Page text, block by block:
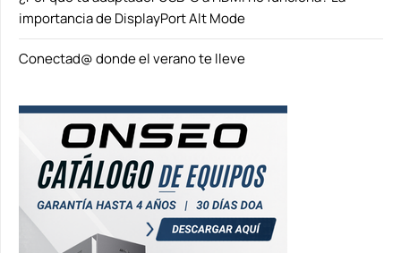
importancia de DisplayPort Alt Mode
Conectad@ donde el verano te lleve